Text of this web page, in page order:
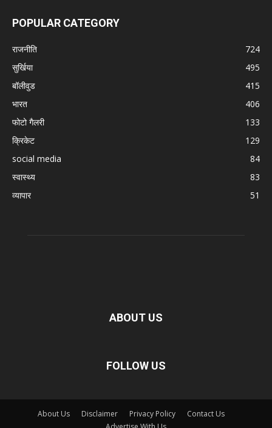
POPULAR CATEGORY
राजनीति
724
सुर्खिया
495
बॉलीवुड
415
भारत
406
फोटो गैलरी
133
क्रिकेट
129
social media
84
स्वास्थ्य
83
व्यापार
51
ABOUT US
FOLLOW US
About Us Disclaimer Privacy Policy
Contact Us